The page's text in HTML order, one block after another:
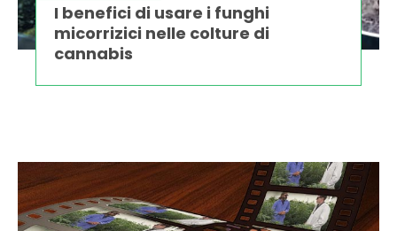
I benefici di usare i funghi
micorrizici nelle colture di
cannabis